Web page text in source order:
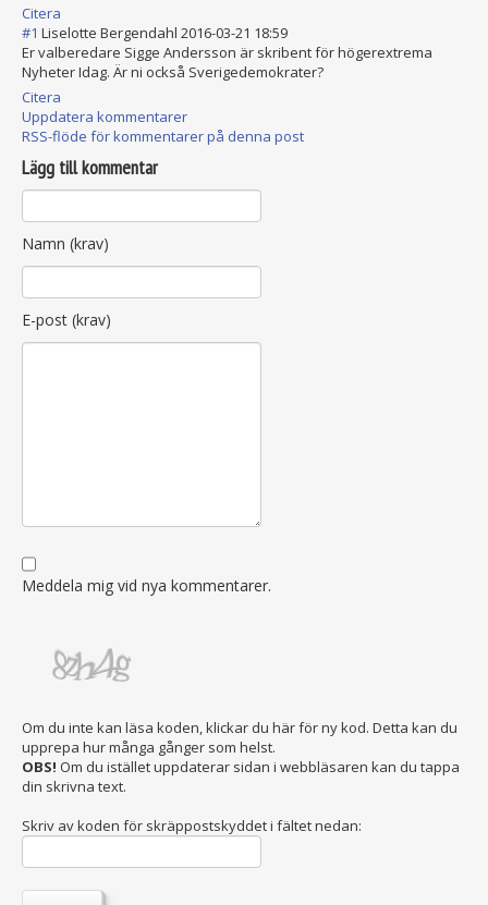
Citera
#1 Liselotte Bergendahl 2016-03-21 18:59
Er valberedare Sigge Andersson är skribent för högerextrema
Nyheter Idag. Är ni också Sverigedemokrater?
Citera
Uppdatera kommentarer
RSS-flöde för kommentarer på denna post
Lägg till kommentar
Namn (krav)
E-post (krav)
Meddela mig vid nya kommentarer.
Om du inte kan läsa koden, klickar du här för ny kod. Detta kan du
upprepa hur många gånger som helst.
OBS! Om du istället uppdaterar sidan i webbläsaren kan du tappa
din skrivna text.
Skriv av koden för skräppostskyddet i fältet nedan: